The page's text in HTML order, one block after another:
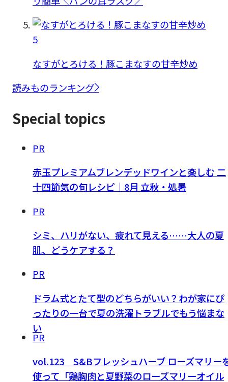
5
なすがとろける！豚こまなすの甘辛炒め
読みものランキング
Special topics
PR
赤玉プレミアムブレンデッドワインと楽しむ 二
十四節気の旬レシピ｜8月 立秋・処暑
PR
シミ、ハリがない、疲れて見える……大人の夏
肌、どうケアする？
PR
ドラム式とたて型のどちらがいい？わが家にぴ
ったりの一台で夏の洗濯トラブルでもう悩まな
い
PR
vol.123 S&Bフレッシュハーブ ローズマリー
使って「鶏胸肉と夏野菜のローズマリーオイル